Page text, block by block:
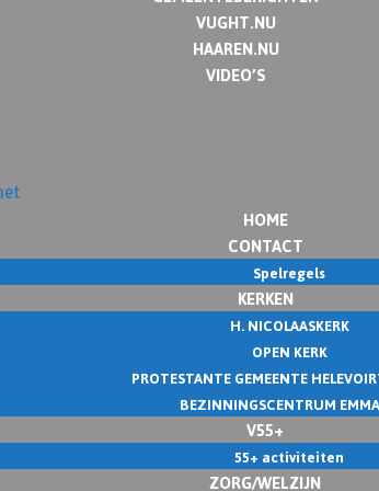
VUGHT.NU
HAAREN.NU
VIDEO’S
HOME
CONTACT
Spelregels
KERKEN
H. NICOLAASKERK
OPEN KERK
PROTESTANTE GEMEENTE
BEZINNINGSCENTRUM
V55+
55+ activiteiten
ZORG/WELZIJN